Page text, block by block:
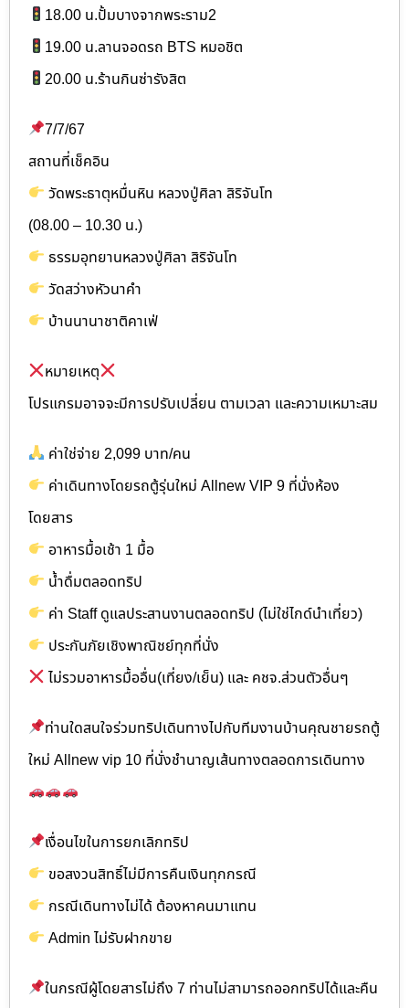
18.00 น.ปั้มบางจากพระราม2
19.00 น.ลานจอดรถ BTS หมอชิต
20.00 น.ร้านกินซ่ารังสิต
7/7/67
สถานที่เช็คอิน
วัดพระธาตุหมื่นหิน หลวงปู่ศิลา สิริจันโท
(08.00 – 10.30 น.)
ธรรมอุทยานหลวงปู่ศิลา สิริจันโท
วัดสว่างหัวนาคำ
บ้านนานาชาติคาเฟ่
หมายเหตุ
โปรแกรมอาจจะมีการปรับเปลี่ยน ตามเวลา และความเหมาะสม
ค่าใช่จ่าย 2,099 บาท/คน
ค่าเดินทางโดยรถตู้รุ่นใหม่ Allnew VIP 9 ที่นั่งห้อง
โดยสาร
อาหารมื้อเช้า 1 มื้อ
น้ำดื่มตลอดทริป
ค่า Staff ดูแลประสานงานตลอดทริป (ไม่ใช่ไกด์นำเที่ยว)
ประกันภัยเชิงพาณิชย์ทุกที่นั่ง
ไม่รวมอาหารมื้ออื่น(เที่ยง/เย็น) และ คชจ.ส่วนตัวอื่นๆ
ท่านใดสนใจร่วมทริปเดินทางไปกับทีมงานบ้านคุณชายรถตู้
ใหม่ Allnew vip 10 ที่นั่งชำนาญเส้นทางตลอดการเดินทาง
เงื่อนไขในการยกเลิกทริป
ขอสงวนสิทธิ์ไม่มีการคืนเงินทุกกรณี
กรณีเดินทางไม่ได้ ต้องหาคนมาแทน
Admin ไม่รับฝากขาย
ในกรณีผู้โดยสารไม่ถึง 7 ท่านไม่สามารถออกทริปได้และคืน